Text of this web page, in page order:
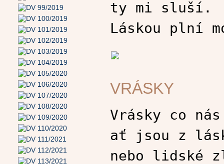
ty mi sluší.
Láskou plní
VRÁSKY
Vrásky co
ať jsou z
nebo lidské